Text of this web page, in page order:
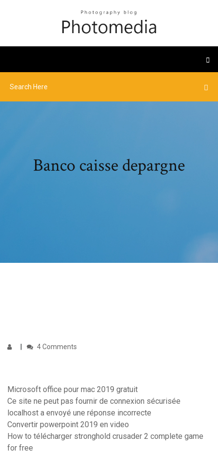
Banco caisse depargne
4 Comments
Microsoft office pour mac 2019 gratuit
Ce site ne peut pas fournir de connexion sécurisée
localhost a envoyé une réponse incorrecte
Convertir powerpoint 2019 en video
How to télécharger stronghold crusader 2 complete game
for free